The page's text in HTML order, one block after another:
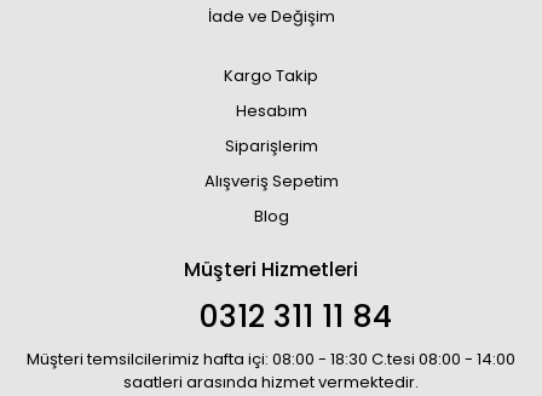
İade ve Değişim
Kargo Takip
Hesabım
Siparişlerim
Alışveriş Sepetim
Blog
Müşteri Hizmetleri
0312 311 11 84
Müşteri temsilcilerimiz hafta içi: 08:00 - 18:30 C.tesi 08:00 - 14:00
saatleri arasında hizmet vermektedir.